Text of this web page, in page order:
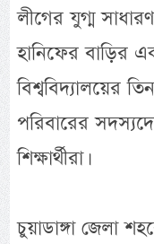
লীগের যুগ্ম
হানিফের বাড়ির
বিশ্ববিদ্যালয়ের
পরিবারের
শিক্ষার্থীরা।
চুয়াডাঙ্গা জেলা